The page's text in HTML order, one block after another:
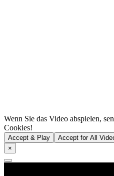
Wenn Sie das Video abspielen,
Cookies!
Accept & Play
Accept for All
×